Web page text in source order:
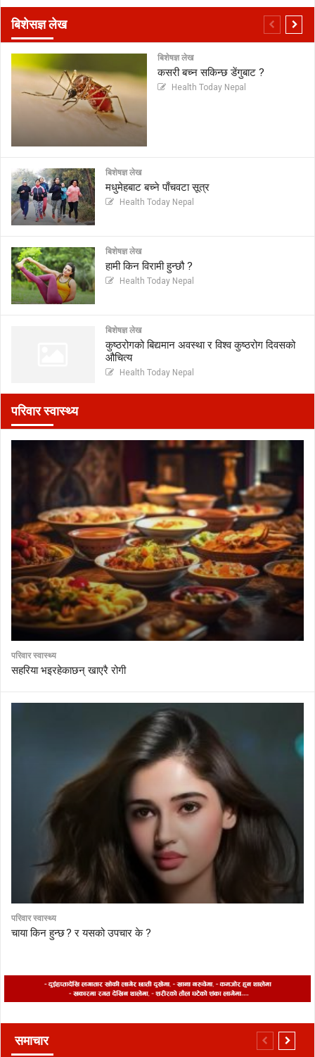
बिशेसज्ञ लेख
बिशेषज्ञ लेख
कसरी बच्न सकिन्छ डेंगुबाट ?
Health Today Nepal
बिशेषज्ञ लेख
मधुमेहबाट बच्ने पाँचवटा सूत्र
Health Today Nepal
बिशेषज्ञ लेख
हामी किन विरामी हुन्छौ ?
Health Today Nepal
बिशेषज्ञ लेख
कुष्ठरोगको बिद्यमान अवस्था र विश्व कुष्ठरोग दिवसको
औचित्य
Health Today Nepal
परिवार स्वास्थ्य
परिवार स्वास्थ्य
सहरिया भइरहेकाछन् खाएरै रोगी
परिवार स्वास्थ्य
चाया किन हुन्छ ? र यसको उपचार के ?
समाचार